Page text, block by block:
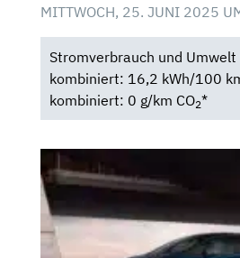
MITTWOCH, 25. JUNI 2025
Stromverbrauch und Umwelt
kombiniert: 16,2 kWh/100
kombiniert: 0 g/km CO2*